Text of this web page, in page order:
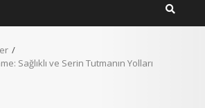
Sağlıklı ve Serin Tutmanın Yolları